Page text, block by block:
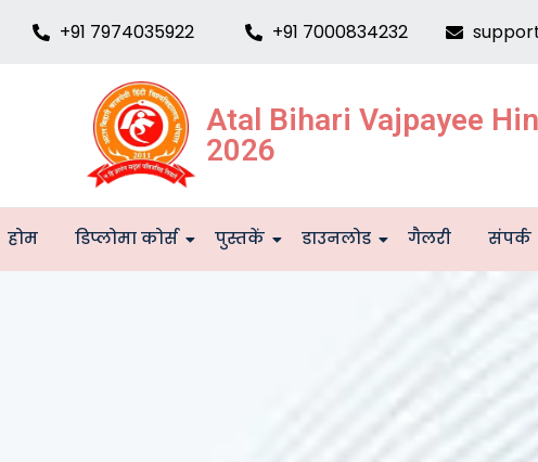
+91 7974035922 +91 7000834232
Atal Bihari Vajpayee
2026
होम डिप्लोमा कोर्स पुस्तकें डाउनलोड गैलरी संपर्क